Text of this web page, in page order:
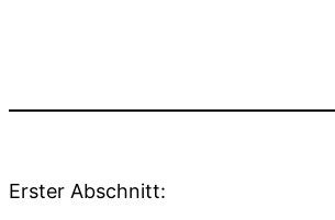
Erster Abschnitt: